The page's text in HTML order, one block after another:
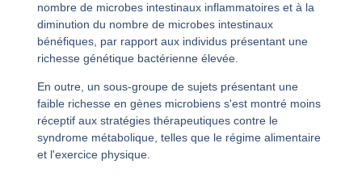
nombre de microbes intestinaux inflammatoires et à la
diminution du nombre de microbes intestinaux
bénéfiques, par rapport aux individus présentant une
richesse génétique bactérienne élevée.
En outre, un sous-groupe de sujets présentant une
faible richesse en gènes microbiens s'est montré moins
réceptif aux stratégies thérapeutiques contre le
syndrome métabolique, telles que le régime alimentaire
et l'exercice physique.